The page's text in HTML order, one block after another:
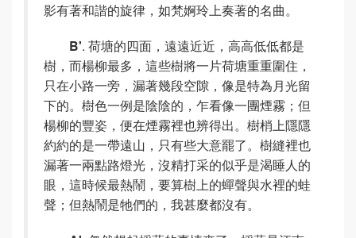
影有著和諧的旋律，如梵婀玲上奏著的名曲。
B'. 荷塘的四面，遠遠近近，高高低低都是
樹，而楊柳最多，這些樹將一片荷塘重重圍住，
只在小路一旁，漏著幾段空隙，像是特為月光留
下的。樹色一例是陰陰的，乍看像一團煙霧；但
楊柳的豐姿，便在煙霧裡也辨得出。樹梢上隱隱
約約的是一帶遠山，只有些大意罷了。樹縫裡也
漏著一兩點路燈光，沒精打采的似乎是渴睡人的
眼，這時候最熱鬧，要算樹上的蟬聲與水裡的蛙
聲；但熱鬧是牠們的，我甚麼都沒有。